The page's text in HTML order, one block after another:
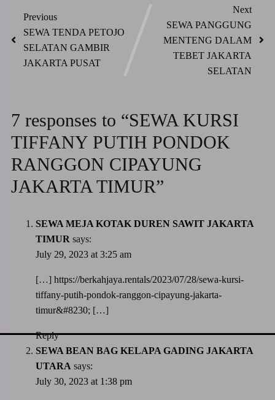
Previous
SEWA TENDA PETOJO
SELATAN GAMBIR
JAKARTA PUSAT
Next
SEWA PANGGUNG
MENTENG DALAM
TEBET JAKARTA
SELATAN
7 responses to “SEWA KURSI
TIFFANY PUTIH PONDOK
RANGGON CIPAYUNG
JAKARTA TIMUR”
SEWA MEJA KOTAK DUREN SAWIT JAKARTA
TIMUR says:
July 29, 2023 at 3:25 am
[…] https://berkahjaya.rentals/2023/07/28/sewa-kursi-
tiffany-putih-pondok-ranggon-cipayung-jakarta-
timur&#8230; […]
Reply
SEWA BEAN BAG KELAPA GADING JAKARTA
UTARA says:
July 30, 2023 at 1:38 pm